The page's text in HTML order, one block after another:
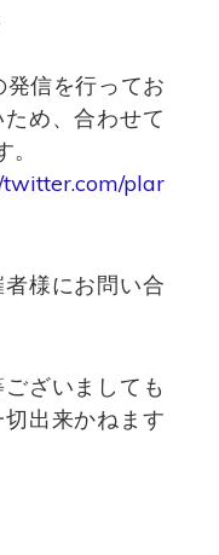
信を行ってお
め、合わせて
twitter.com/plar
様にお問い合
ざいましても
出来かねます